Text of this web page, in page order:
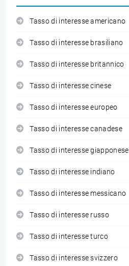
Tasso di interesse americano
Tasso di interesse brasiliano
Tasso di interesse britannico
Tasso di interesse cinese
Tasso di interesse europeo
Tasso di interesse canadese
Tasso di interesse giapponese
Tasso di interesse indiano
Tasso di interesse messicano
Tasso di interesse russo
Tasso di interesse turco
Tasso di interesse svizzero